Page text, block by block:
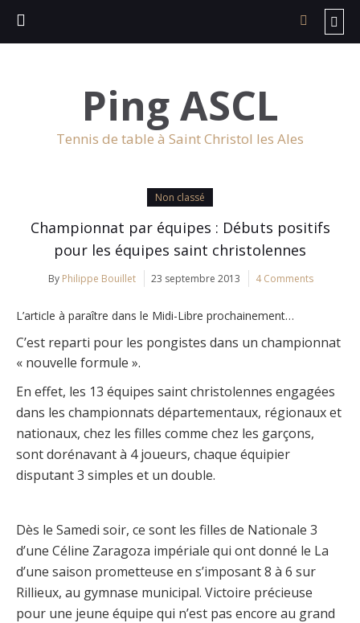
Ping ASCL
Tennis de table à Saint Christol les Ales
Non classé
Championnat par équipes : Débuts positifs
pour les équipes saint christolennes
By Philippe Bouillet 23 septembre 2013 4 Comments
L’article à paraître dans le Midi-Libre prochainement…
C’est reparti pour les pongistes dans un championnat
« nouvelle formule ».
En effet, les 13 équipes saint christolennes engagées
dans les championnats départementaux, régionaux et
nationaux, chez les filles comme chez les garçons,
sont dorénavant à 4 joueurs, chaque équipier
disputant 3 simples et un double.
Dès le Samedi soir, ce sont les filles de Nationale 3
d’une Céline Zaragoza impériale qui ont donné le La
d’une saison prometteuse en s’imposant 8 à 6 sur
Rillieux, au gymnase municipal. Victoire précieuse
pour une jeune équipe qui n’est pas encore au grand